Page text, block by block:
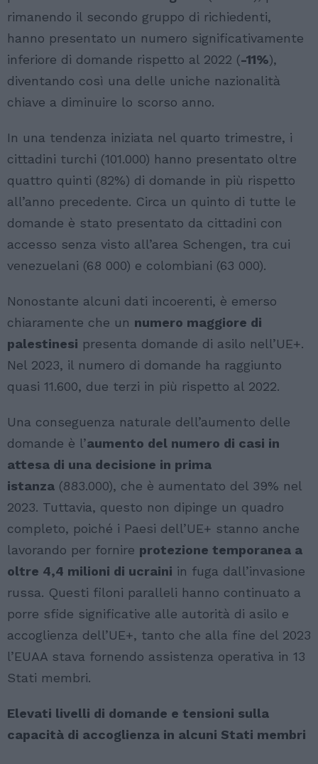
rimanendo il secondo gruppo di richiedenti,
hanno presentato un numero significativamente
inferiore di domande rispetto al 2022 (-11%),
diventando così una delle uniche nazionalità
chiave a diminuire lo scorso anno.
In una tendenza iniziata nel quarto trimestre, i
cittadini turchi (101.000) hanno presentato oltre
quattro quinti (82%) di domande in più rispetto
all’anno precedente. Circa un quinto di tutte le
domande è stato presentato da cittadini con
accesso senza visto all’area Schengen, tra cui
venezuelani (68 000) e colombiani (63 000).
Nonostante alcuni dati incoerenti, è emerso
chiaramente che un numero maggiore di
palestinesi presenta domande di asilo nell’UE+.
Nel 2023, il numero di domande ha raggiunto
quasi 11.600, due terzi in più rispetto al 2022.
Una conseguenza naturale dell’aumento delle
domande è l’aumento del numero di casi in
attesa di una decisione in prima
istanza (883.000), che è aumentato del 39% nel
2023. Tuttavia, questo non dipinge un quadro
completo, poiché i Paesi dell’UE+ stanno anche
lavorando per fornire protezione temporanea a
oltre 4,4 milioni di ucraini in fuga dall’invasione
russa. Questi filoni paralleli hanno continuato a
porre sfide significative alle autorità di asilo e
accoglienza dell’UE+, tanto che alla fine del 2023
l’EUAA stava fornendo assistenza operativa in 13
Stati membri.
Elevati livelli di domande e tensioni sulla
capacità di accoglienza in alcuni Stati membri